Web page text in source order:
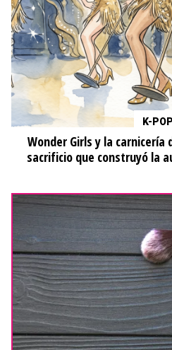
K-POP
Wonder Girls y la carnicería
sacrificio que construyó la